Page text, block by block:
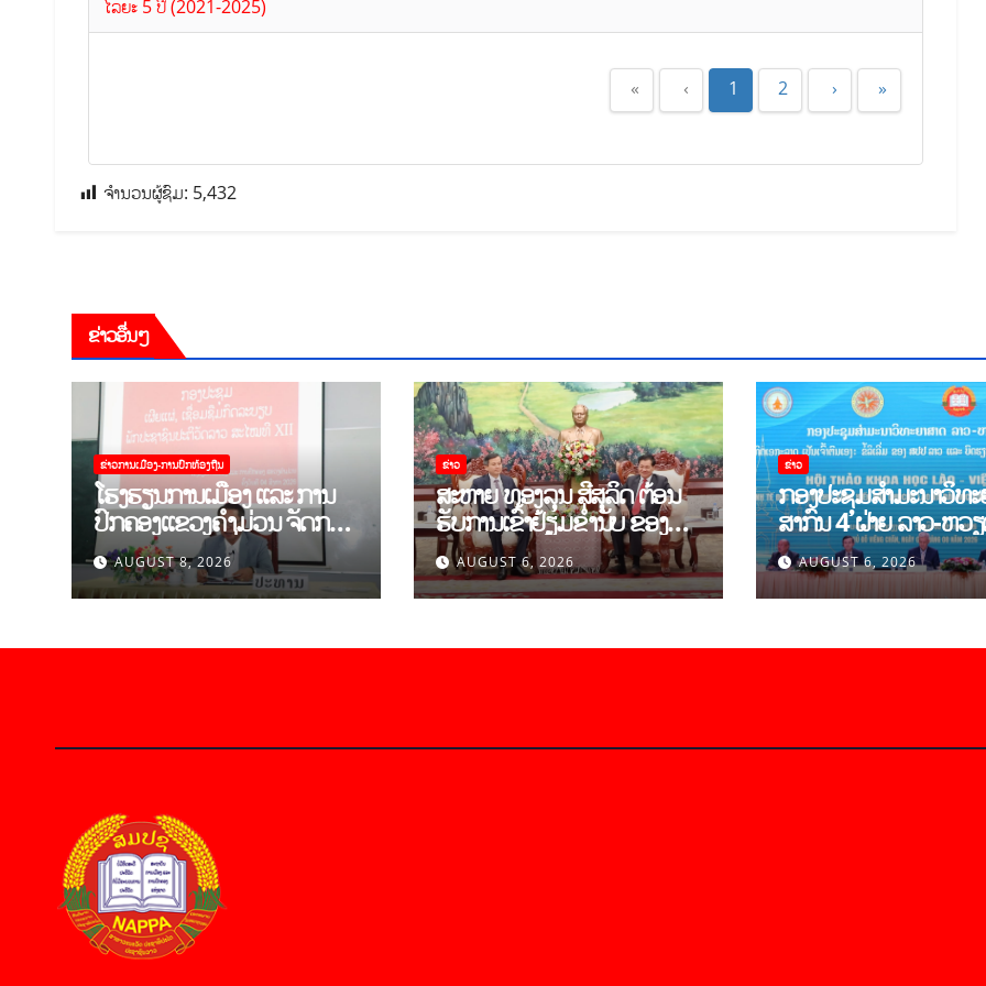
« ‹ 1 2 › »
ໄລຍະ 5 ປີ (2021-2025)
ຈຳນວນຜູ້ຊົມ: 5,432
ຂ່າວອື່ນໆ
ຂ່າວການເມືອງ-ການປົກທ້ອງຖີນ
ໂຮງຮຽນການເມືອງ ແລະ ການ
ປົກຄອງແຂວງຄຳມ່ວນ ຈັດກອງ
ປະຊຸມເຜີຍແຜ່-ເຊື່ອມຊຶມ ກົດ
ລະບຽບ ຂອງພັກປະຊາຊົນ
ປະຕິວັດລາວ ສະໄໝທີ XII.
AUGUST 8, 2026
ຂ່າວ
ສະຫາຍ ທອງລຸນ ສີສຸລິດ ຕ້ອນ
ຮັບການເຂົ້າຢ້ຽມຂຳ່ນັບ ຂອງ
ຄະນະຜູ້ແທນຂັ້ນສູງ ສະຖາບັນ
ການເມືອງແຫ່ງຊາດ ໂຮ່ຈີມິນ
ແລະ ສະຖາບັນບັນດິດ
AUGUST 6, 2026
ຂ່າວ
ກອງປະຊຸມສໍາມະນາວິທະ
ສາກົນ 4 ຝ່າຍ ລາວ-ຫວ
ຍົກສູງການຮ່ວມມືທາງດ້
ທິດສະດີ ແລະ ພຶດຕິກໍາ ລ
ຫວຽດນາມ ແນໃສ່ສ້າງ
ຕົນເອງຢ່າງເຂັ້ມແຂງ
AUGUST 6, 2026